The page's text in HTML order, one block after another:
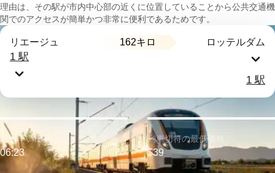
理由は、その駅が市内中心部の近くに位置していることから公共交通機
関でのアクセスが簡単かつ非常に便利であるためです。
リエージュ 162キロ ロッテルダム
1 駅
1 駅
最も早い出発：
06:23
列車切符の最低価格：
$39